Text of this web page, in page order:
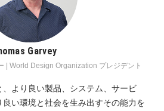
Garvey
| World Design Organization プレジデント
より良い製品、システム、サービ
い環境と社会を生み出すその能力を